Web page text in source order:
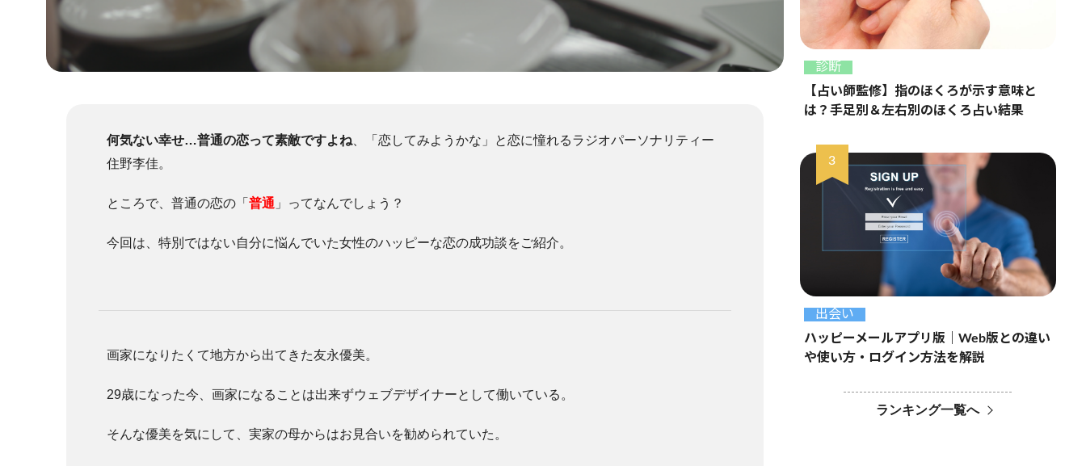
何気ない幸せ…普通の恋って素敵ですよね、「恋してみようかな」と恋に憧れるラジオパーソナリティー
住野李佳。
ところで、普通の恋の「 普通 」ってなんでしょう？
今回は、特別ではない自分に悩んでいた女性のハッピーな恋の成功談をご紹介。
画家になりたくて地方から出てきた友永優美。
29歳になった今、画家になることは出来ずウェブデザイナーとして働いている。
そんな優美を気にして、実家の母からはお見合いを勧められていた。
診断
【占い師監修】指のほくろが示す意味と
は？手足別＆左右別のほくろ占い結果
出会い
ハッピーメールアプリ版｜Web版との違い
や使い方・ログイン方法を解説
ランキング一覧へ